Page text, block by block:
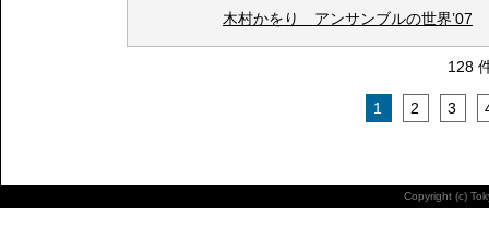
木村かをり アンサンブルの世界’07
128
1 2 3
Copyright (c)